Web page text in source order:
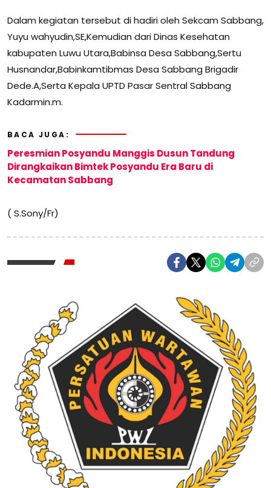
Dalam kegiatan tersebut di hadiri oleh Sekcam Sabbang,
Yuyu wahyudin,SE,Kemudian dari Dinas Kesehatan
kabupaten Luwu Utara,Babinsa Desa Sabbang,Sertu
Husnandar,Babinkamtibmas Desa Sabbang Brigadir
Dede.A,Serta Kepala UPTD Pasar Sentral Sabbang
Kadarmin.m.
BACA JUGA:
Peresmian Posyandu Manggis Dusun Tandung
Dirangkaikan Bimtek Posyandu Era Baru di
Kecamatan Sabbang
( S.Sony/Fr)